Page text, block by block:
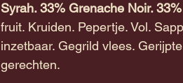
Syrah. 33% Grenache Noir.
fruit. Kruiden. Pepertje. Vol.
inzetbaar. Gegrild vlees.
gerechten.